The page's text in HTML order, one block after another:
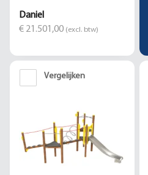
Daniel
€ 21.501,00 (excl. btw)
Vergelijken